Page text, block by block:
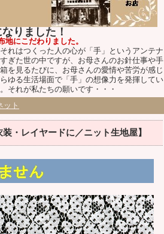
りました！
にこだわりました。
れはつくった人の心が「手」というアンテナ
ぎた世の中ですが、お母さんのお針仕事や手
を見るたびに、お母さんの愛情や苦労が感じ
ゆる生活場面で「手」の想像力を発揮してい
それが私たちの願いです・・・
ット
・レイヤードに／ニット生地屋】